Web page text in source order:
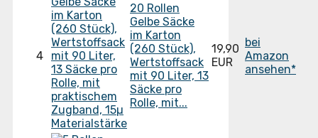
4
20 Rollen
Gelbe Säcke
im Karton
(260 Stück),
Wertstoffsack
mit 90 Liter, 13
Säcke pro
Rolle, mit...
19,90
EUR
bei
Amazon
ansehen*